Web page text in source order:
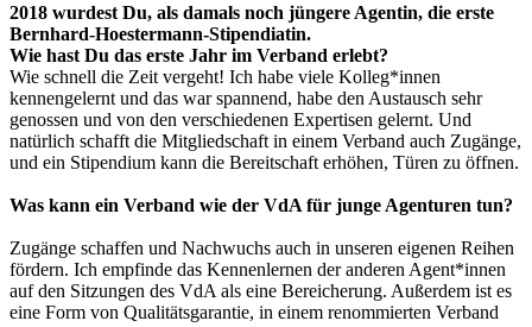
2018 wurdest Du, als damals noch jüngere Agentin, die erste
Bernhard-Hoestermann-Stipendiatin.
Wie hast Du das erste Jahr im Verband erlebt?
Wie schnell die Zeit vergeht! Ich habe viele Kolleg*innen
kennengelernt und das war spannend, habe den Austausch sehr
genossen und von den verschiedenen Expertisen gelernt. Und
natürlich schafft die Mitgliedschaft in einem Verband auch Zugänge,
und ein Stipendium kann die Bereitschaft erhöhen, Türen zu öffnen.
Was kann ein Verband wie der VdA für junge Agenturen tun?
Zugänge schaffen und Nachwuchs auch in unseren eigenen Reihen
fördern. Ich empfinde das Kennenlernen der anderen Agent*innen
auf den Sitzungen des VdA als eine Bereicherung. Außerdem ist es
eine Form von Qualitätsgarantie, in einem renommierten Verband